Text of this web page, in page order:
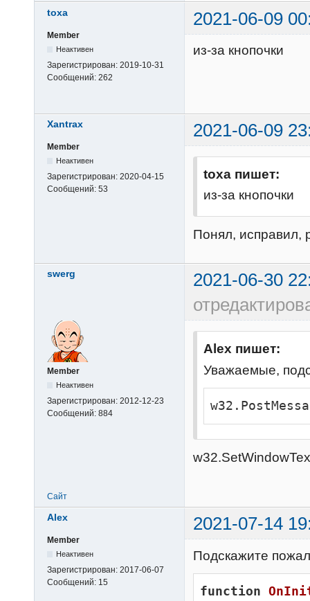
toxa 2021-06-09
Member
Неактивен
Зарегистрирован: 2019-10-31
Сообщений: 262
из-за кнопочки
Xantrax 2021-06-09
Member
Неактивен
Зарегистрирован: 2020-04-15
Сообщений: 53
toxa пишет:
из-за кнопочки
Понял, исправил,
swerg
2021-06-30
Member
Неактивен
Зарегистрирован: 2012-12-23
Сообщений: 884
Alex пишет:
Уважаемые,
Сайт
Alex 2021-07-14
Member
Неактивен
Зарегистрирован: 2017-06-07
Сообщений: 15
Подскажите
function